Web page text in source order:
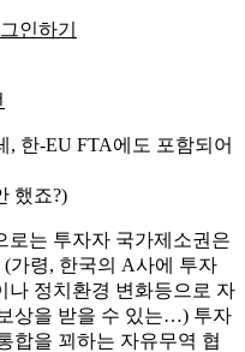
인하기
, 한-EU FTA에도 포함되어
했죠?)
로는 투자자 국가제소권은
가령, 한국의 A사에 투자
나 정치환경 변화등으로 자
상을 받을 수 있는…) 투자
합을 꾀하는 자유무역 협